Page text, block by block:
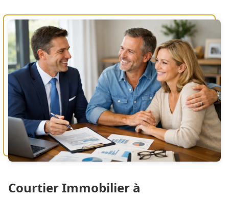
Courtier Immobilier à